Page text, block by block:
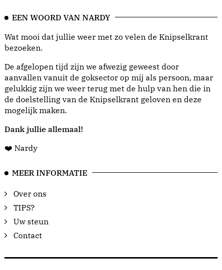
EEN WOORD VAN NARDY
Wat mooi dat jullie weer met zo velen de Knipselkrant
bezoeken.
De afgelopen tijd zijn we afwezig geweest door
aanvallen vanuit de goksector op mij als persoon, maar
gelukkig zijn we weer terug met de hulp van hen die in
de doelstelling van de Knipselkrant geloven en deze
mogelijk maken.
Dank jullie allemaal!
❤️ Nardy
MEER INFORMATIE
Over ons
TIPS?
Uw steun
Contact